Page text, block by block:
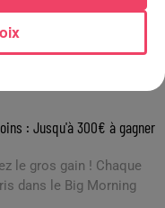
: Jusqu'à 300€ à gagner
le gros gain ! Chaque
dans le Big Morning